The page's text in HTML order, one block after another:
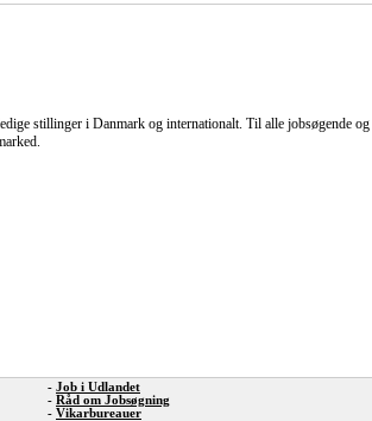
stillinger i Danmark og internationalt. Til alle jobsøgende og
- Job i Udlandet
- Råd om Jobsøgning
- Vikarbureauer